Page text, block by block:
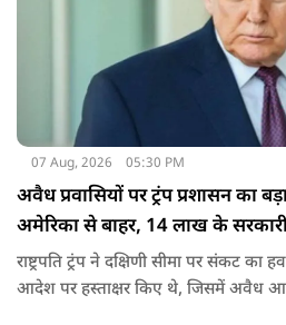
07 Aug, 2026 05:30 PM
अवैध प्रवासियों पर ट्रंप प्रशासन का
अमेरिका से बाहर, 14 लाख के
राष्ट्रपति ट्रंप ने दक्षिणी सीमा पर संकट का
आदेश पर हस्ताक्षर किए थे, जिसमें अवैध